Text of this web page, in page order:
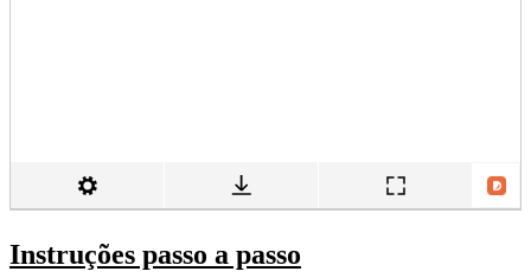
Instruções passo a passo